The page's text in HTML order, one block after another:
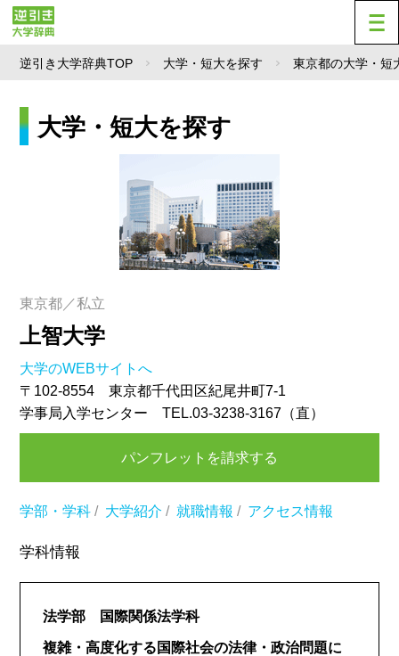
逆引き大学辞典TOP 大学・短大を探す 東京都の大学・短
大学・短大を探す
東京都／私立
上智大学
大学のWEBサイトへ
〒102-8554 東京都千代田区紀尾井町7-1
学事局入学センター TEL.03-3238-3167（直）
パンフレットを請求する
学部・学科 / 大学紹介 / 就職情報 / アクセス情報
学科情報
法学部 国際関係法学科
複雑・高度化する国際社会の法律・政治問題に